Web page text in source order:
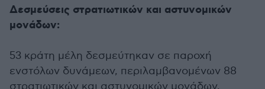
Δεσμεύσεις στρατιωτικών και αστυνομικών
μονάδων:
53 κράτη μέλη δεσμεύτηκαν σε παροχή
ενστόλων δυνάμεων, περιλαμβανομένων 88
στρατιωτικών και αστυνομικών μονάδων,